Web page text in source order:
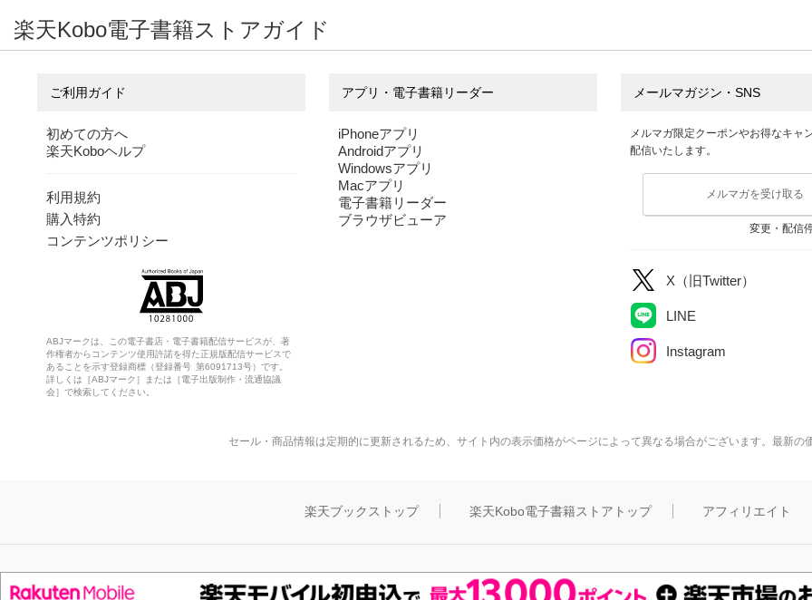
楽天Kobo電子書籍ストアガイド
ご利用ガイド
初めての方へ
楽天Koboヘルプ
利用規約
購入特約
コンテンツポリシー
ABJマークは、この電子書店・電子書籍配信サービスが、著
作権者からコンテンツ使用許諾を得た正規版配信サービスで
あることを示す登録商標（登録番号 第6091713号）です。
詳しくは［ABJマーク］または［電子出版制作・流通協議
会］で検索してください。
アプリ・電子書籍リーダー
iPhoneアプリ
Androidアプリ
Windowsアプリ
Macアプリ
電子書籍リーダー
ブラウザビューア
メールマガジン・SNS
メルマガ限定クーポンやお得なキャ
配信いたします。
メルマガを受け取る
変更・配信
X（旧Twitter）
LINE
Instagram
セール・商品情報は定期的に更新されるため、サイト内の表示価格がページによって異なる場合がございます。最新の
楽天ブックストップ 楽天Kobo電子書籍ストアトップ アフィリエイト